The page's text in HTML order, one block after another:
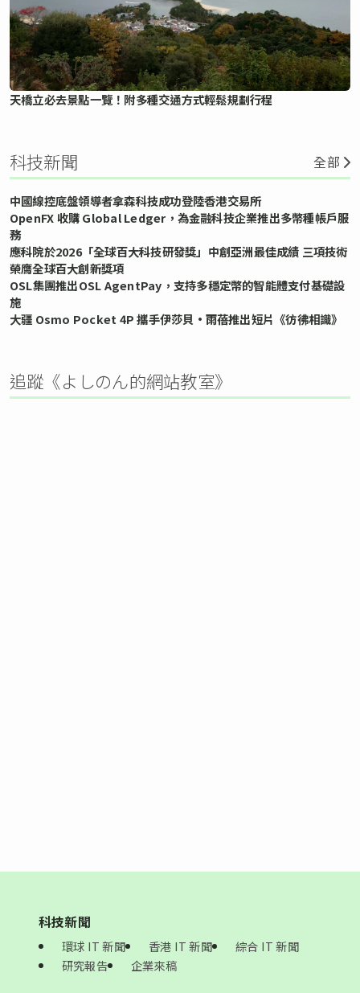
天橋立必去景點一覽！附多種交通方式輕鬆規劃行程
科技新聞 全部
中國線控底盤領導者拿森科技成功登陸香港交易所
OpenFX 收購 Global Ledger，為金融科技企業推出多幣種帳戶服
務
應科院於2026「全球百大科技研發獎」中創亞洲最佳成績 三項技術
榮膺全球百大創新獎項
OSL集團推出OSL AgentPay，支持多穩定幣的智能體支付基礎設
施
大疆 Osmo Pocket 4P 攜手伊莎貝•雨蓓推出短片《彷彿相識》
追蹤《よしのん的網站教室》
科技新聞
環球 IT 新聞 香港 IT 新聞
綜合 IT 新聞
研究報告
企業來稿